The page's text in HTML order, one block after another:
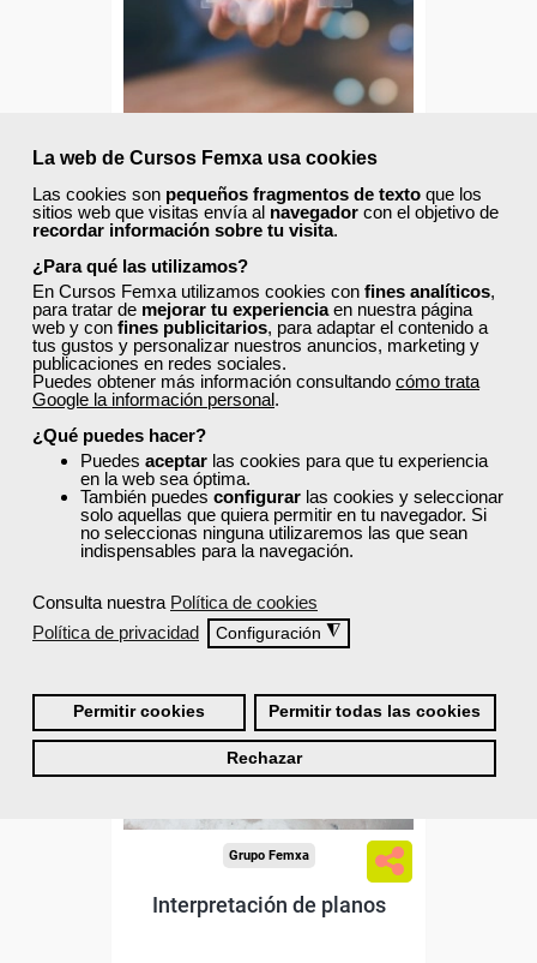
La web de Cursos Femxa usa cookies
Las cookies son pequeños fragmentos de texto que los
sitios web que visitas envía al navegador con el objetivo de
recordar información sobre tu visita.
¿Para qué las utilizamos?
En Cursos Femxa utilizamos cookies con fines analíticos,
para tratar de mejorar tu experienciaen nuestra página
web y con fines publicitarios, para adaptar el contenido a
tus gustos y personalizar nuestros anuncios, marketing y
publicaciones en redes sociales.
Puedes obtener más información consultando cómo trata
Google la información personal.
¿Qué puedes hacer?
Puedes aceptar las cookies para que tu experiencia
en la web sea óptima.
También puedes configurar las cookies y seleccionar
solo aquellas que quiera permitir en tu navegador. Si
no seleccionas ninguna utilizaremos las que sean
indispensables para la navegación.
Consulta nuestra Política de cookies
Política de privacidad
Configuración ◮
Permitir cookies Permitir todas las cookies
Rechazar
Sector
-Grandes Almacenes.
Negocios online y comercio
electrónico
Curso Gratuito
80 horas
Online (toda España)
Ver curso
0
ONLINE
Formación 100%
subvencionada.
trabajadores y autónomos.
Sector
-Construcción e industrias
Grupo Femxa
Interpretación de planos